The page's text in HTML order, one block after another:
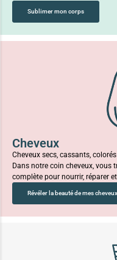
Sublimer mon corps
Cheveux
Cheveux secs, cassants,
Dans notre coin cheveux, vous
complète pour nourrir, réparer
Révéler la beauté de mes cheveux